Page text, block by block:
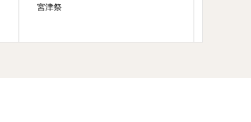
コッペ蟹を湯掻いてます。